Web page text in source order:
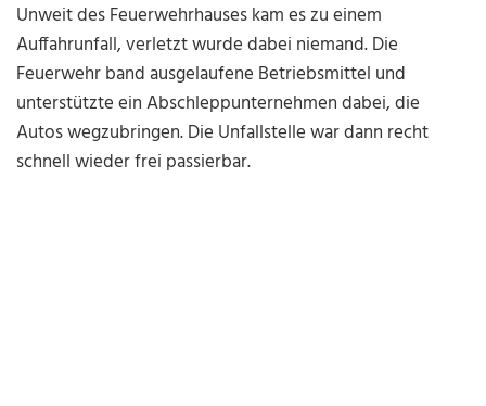
Unweit des Feuerwehrhauses kam es zu einem
Auffahrunfall, verletzt wurde dabei niemand. Die
Feuerwehr band ausgelaufene Betriebsmittel und
unterstützte ein Abschleppunternehmen dabei, die
Autos wegzubringen. Die Unfallstelle war dann recht
schnell wieder frei passierbar.